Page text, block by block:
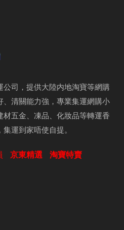
司，提供大陸内地淘寶等網購
清關能力強，專業集運網購小
五金、凍品、化妝品等轉運香
運到家唔使自提。
京東精選
淘寶特賣